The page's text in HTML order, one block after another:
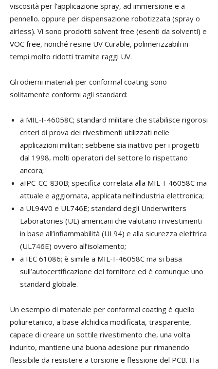
viscosità per l’applicazione spray, ad immersione e a
pennello. oppure per dispensazione robotizzata (spray o
airless). Vi sono prodotti solvent free (esenti da solventi) e
VOC free, nonché resine UV Curable, polimerizzabili in
tempi molto ridotti tramite raggi UV.
Gli odierni materiali per conformal coating sono
solitamente conformi agli standard:
a MIL-I-46058C; standard militare che stabilisce rigorosi
criteri di prova dei rivestimenti utilizzati nelle
applicazioni militari; sebbene sia inattivo per i progetti
dal 1998, molti operatori del settore lo rispettano
ancora;
aIPC-CC-830B; specifica correlata alla MIL-I-46058C ma
attuale e aggiornata, applicata nell’industria elettronica;
a UL94V0 e UL746E; standard degli Underwriters
Laboratories (UL) americani che valutano i rivestimenti
in base all’infiammabilità (UL94) e alla sicurezza elettrica
(UL746E) ovvero all’isolamento;
a IEC 61086; è simile a MIL-I-46058C ma si basa
sull’autocertificazione del fornitore ed è comunque uno
standard globale.
Un esempio di materiale per conformal coating è quello
poliuretanico, a base alchidica modificata, trasparente,
capace di creare un sottile rivestimento che, una volta
indurito, mantiene una buona adesione pur rimanendo
flessibile da resistere a torsione e flessione del PCB. Ha